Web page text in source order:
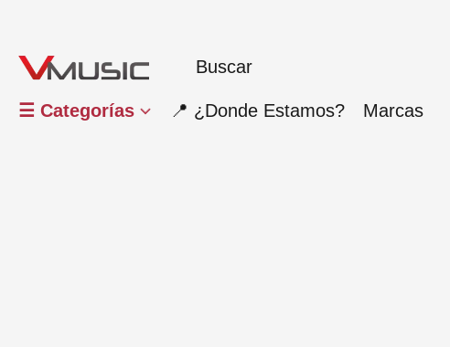
☰ Categorías 📍 ¿Donde Estamos? Marcas